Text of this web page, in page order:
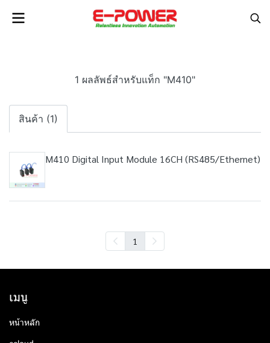
1 ผลลัพธ์สำหรับแท็ก "M410"
สินค้า (1)
M410 Digital Input Module 16CH (RS485/Ethernet)
1
เมนู
หน้าหลัก